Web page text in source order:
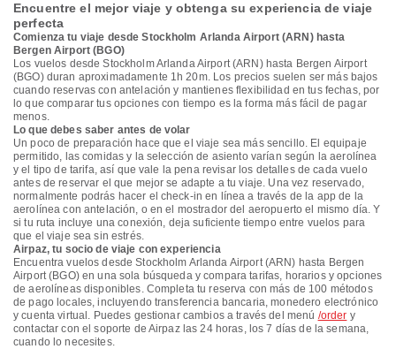
Encuentre el mejor viaje y obtenga su experiencia de viaje
perfecta
Comienza tu viaje desde Stockholm Arlanda Airport (ARN) hasta
Bergen Airport (BGO)
Los vuelos desde Stockholm Arlanda Airport (ARN) hasta Bergen Airport
(BGO) duran aproximadamente 1h 20m. Los precios suelen ser más bajos
cuando reservas con antelación y mantienes flexibilidad en tus fechas, por
lo que comparar tus opciones con tiempo es la forma más fácil de pagar
menos.
Lo que debes saber antes de volar
Un poco de preparación hace que el viaje sea más sencillo. El equipaje
permitido, las comidas y la selección de asiento varían según la aerolínea
y el tipo de tarifa, así que vale la pena revisar los detalles de cada vuelo
antes de reservar el que mejor se adapte a tu viaje. Una vez reservado,
normalmente podrás hacer el check-in en línea a través de la app de la
aerolínea con antelación, o en el mostrador del aeropuerto el mismo día. Y
si tu ruta incluye una conexión, deja suficiente tiempo entre vuelos para
que el viaje sea sin estrés.
Airpaz, tu socio de viaje con experiencia
Encuentra vuelos desde Stockholm Arlanda Airport (ARN) hasta Bergen
Airport (BGO) en una sola búsqueda y compara tarifas, horarios y opciones
de aerolíneas disponibles. Completa tu reserva con más de 100 métodos
de pago locales, incluyendo transferencia bancaria, monedero electrónico
y cuenta virtual. Puedes gestionar cambios a través del menú /order y
contactar con el soporte de Airpaz las 24 horas, los 7 días de la semana,
cuando lo necesites.